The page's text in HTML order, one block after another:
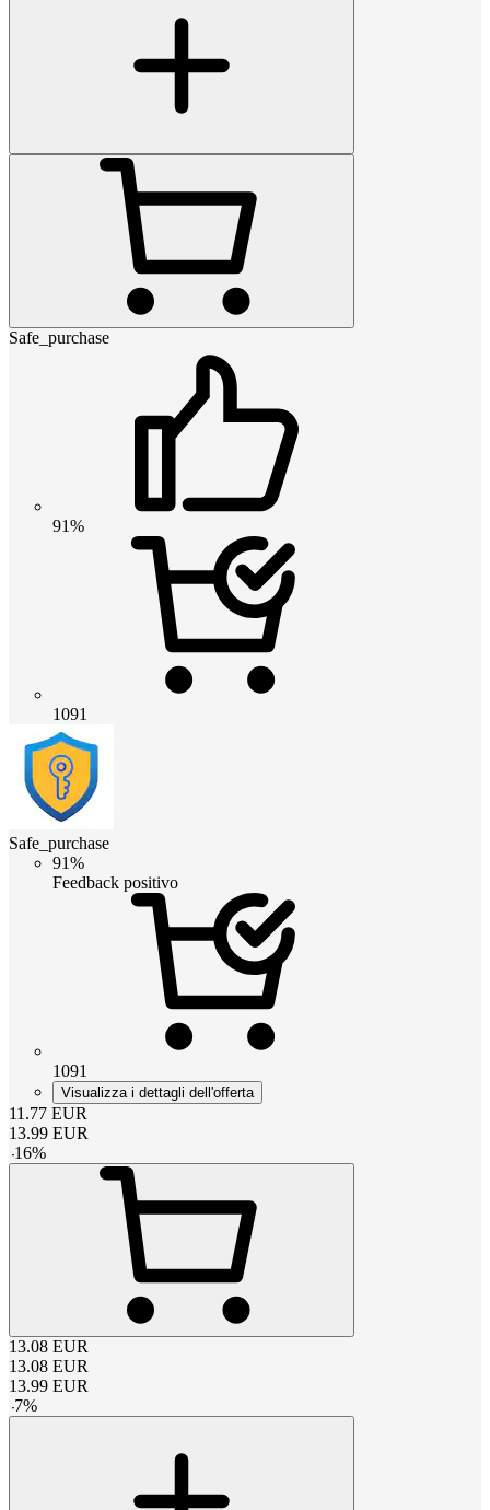
Safe_purchase
91%
1091
Safe_purchase
91%
Feedback positivo
1091
Visualizza i dettagli dell'offerta
11.77 EUR
13.99 EUR
-16%
13.08 EUR
13.08 EUR
13.99 EUR
-7%